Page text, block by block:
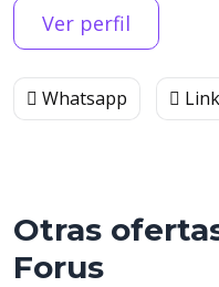
Ver perfil
Whatsapp
Otras
Forus